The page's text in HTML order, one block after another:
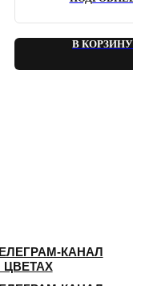
В КОРЗИНУ